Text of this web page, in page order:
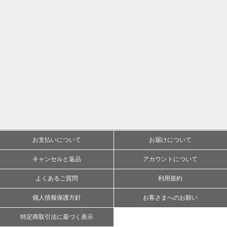
お支払いについて お届けについて
キャンセルと返品 アカウントについて
よくあるご質問 利用規約
個人情報保護方針 お客さまへのお願い
特定商取引法に基づく表示